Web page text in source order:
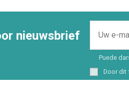
nieuwsbrief
Puede
Door dit